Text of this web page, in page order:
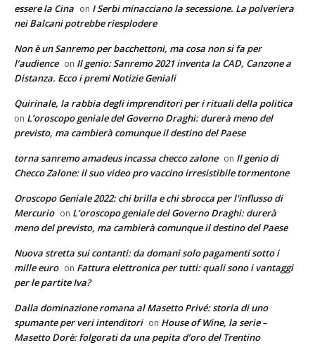
essere la Cina on I Serbi minacciano la secessione. La polveriera
nei Balcani potrebbe riesplodere
Non è un Sanremo per bacchettoni, ma cosa non si fa per
l’audience on Il genio: Sanremo 2021 inventa la CAD, Canzone a
Distanza. Ecco i premi Notizie Geniali
Quirinale, la rabbia degli imprenditori per i rituali della politica
on L’oroscopo geniale del Governo Draghi: durerà meno del
previsto, ma cambierà comunque il destino del Paese
torna sanremo amadeus incassa checco zalone on Il genio di
Checco Zalone: il suo video pro vaccino irresistibile tormentone
Oroscopo Geniale 2022: chi brilla e chi sbrocca per l'influsso di
Mercurio on L’oroscopo geniale del Governo Draghi: durerà
meno del previsto, ma cambierà comunque il destino del Paese
Nuova stretta sui contanti: da domani solo pagamenti sotto i
mille euro on Fattura elettronica per tutti: quali sono i vantaggi
per le partite Iva?
Dalla dominazione romana al Masetto Privé: storia di uno
spumante per veri intenditori on House of Wine, la serie –
Masetto Dorè: folgorati da una pepita d’oro del Trentino